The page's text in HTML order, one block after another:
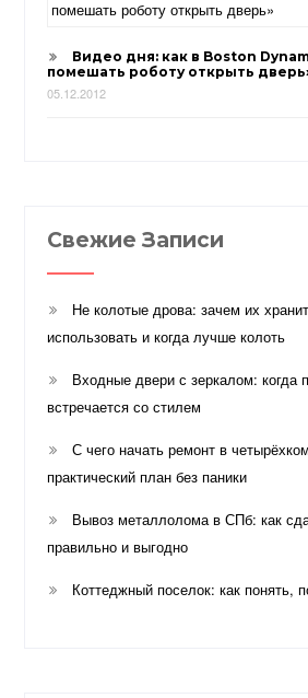
Видео дня: как в Boston
помешать роботу открыть
05.12.2012
Свежие Записи
Не колотые дрова: зачем их
использовать и когда лучше колоть
Входные двери с зеркалом: когда
встречается со стилем
С чего начать ремонт в
практический план без паники
Вывоз металлолома в СПб: как
правильно и выгодно
Коттеджный поселок: как понять,